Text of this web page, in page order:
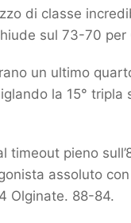
di classe
sul 73-70 per
un ultimo
la 15°
timeout pieno
assoluto
Olginate. 88-84.